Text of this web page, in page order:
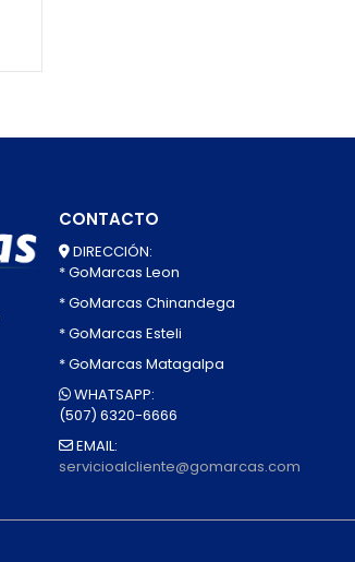
CONTACTO
DIRECCIÓN:
* GoMarcas Leon
* GoMarcas Chinandega
* GoMarcas Esteli
* GoMarcas Matagalpa
WHATSAPP:
(507) 6320-6666
EMAIL:
servicioalcliente@gomarcas.com